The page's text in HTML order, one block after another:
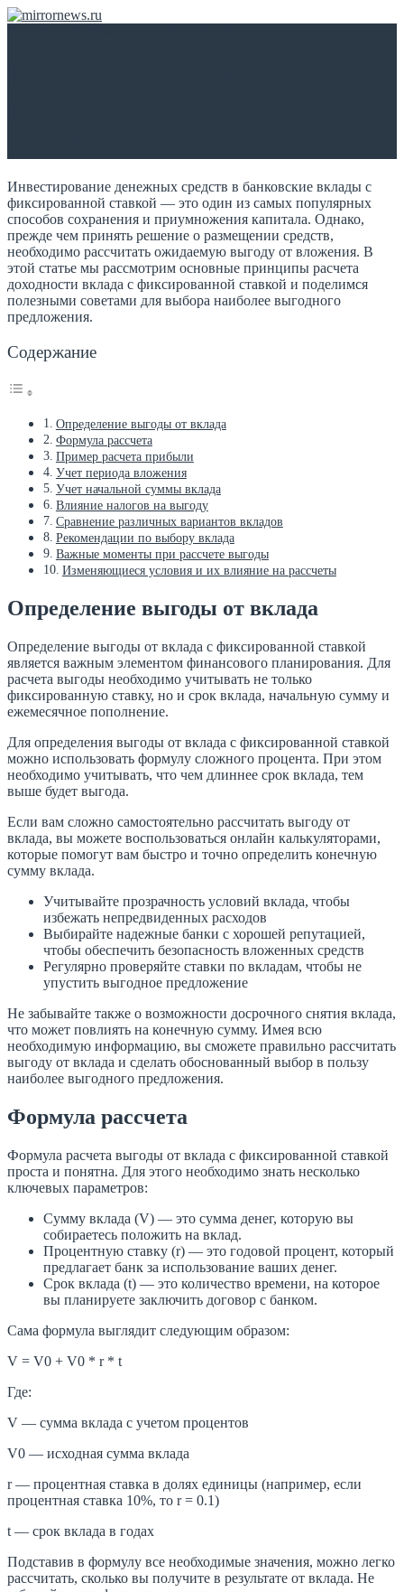
Инвестирование денежных средств в банковские вклады с
фиксированной ставкой — это один из самых популярных
способов сохранения и приумножения капитала. Однако,
прежде чем принять решение о размещении средств,
необходимо рассчитать ожидаемую выгоду от вложения. В
этой статье мы рассмотрим основные принципы расчета
доходности вклада с фиксированной ставкой и поделимся
полезными советами для выбора наиболее выгодного
предложения.
Содержание
Определение выгоды от вклада
Формула рассчета
Пример расчета прибыли
Учет периода вложения
Учет начальной суммы вклада
Влияние налогов на выгоду
Сравнение различных вариантов вкладов
Рекомендации по выбору вклада
Важные моменты при рассчете выгоды
Изменяющиеся условия и их влияние на рассчеты
Определение выгоды от вклада
Определение выгоды от вклада с фиксированной ставкой
является важным элементом финансового планирования. Для
расчета выгоды необходимо учитывать не только
фиксированную ставку, но и срок вклада, начальную сумму и
ежемесячное пополнение.
Для определения выгоды от вклада с фиксированной ставкой
можно использовать формулу сложного процента. При этом
необходимо учитывать, что чем длиннее срок вклада, тем
выше будет выгода.
Если вам сложно самостоятельно рассчитать выгоду от
вклада, вы можете воспользоваться онлайн калькуляторами,
которые помогут вам быстро и точно определить конечную
сумму вклада.
Учитывайте прозрачность условий вклада, чтобы
избежать непредвиденных расходов
Выбирайте надежные банки с хорошей репутацией,
чтобы обеспечить безопасность вложенных средств
Регулярно проверяйте ставки по вкладам, чтобы не
упустить выгодное предложение
Не забывайте также о возможности досрочного снятия вклада,
что может повлиять на конечную сумму. Имея всю
необходимую информацию, вы сможете правильно рассчитать
выгоду от вклада и сделать обоснованный выбор в пользу
наиболее выгодного предложения.
Формула рассчета
Формула расчета выгоды от вклада с фиксированной ставкой
проста и понятна. Для этого необходимо знать несколько
ключевых параметров:
Сумму вклада (V) — это сумма денег, которую вы
собираетесь положить на вклад.
Процентную ставку (r) — это годовой процент, который
предлагает банк за использование ваших денег.
Срок вклада (t) — это количество времени, на которое
вы планируете заключить договор с банком.
Сама формула выглядит следующим образом:
V = V0 + V0 * r * t
Где:
V — сумма вклада с учетом процентов
V0 — исходная сумма вклада
r — процентная ставка в долях единицы (например, если
процентная ставка 10%, то r = 0.1)
t — срок вклада в годах
Подставив в формулу все необходимые значения, можно легко
рассчитать, сколько вы получите в результате от вклада. Не